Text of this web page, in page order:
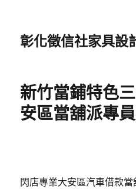
彰化徵信社家具設
新竹當鋪特色
安區當舖派專
閃店專業大安區汽車借款